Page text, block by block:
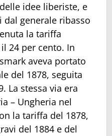
idee liberiste, e
generale ribasso
la tariffa
24 per cento. In
aveva portato
del 1878, seguita
La stessa via era
– Ungheria nel
la tariffa del 1878,
del 1884 e del